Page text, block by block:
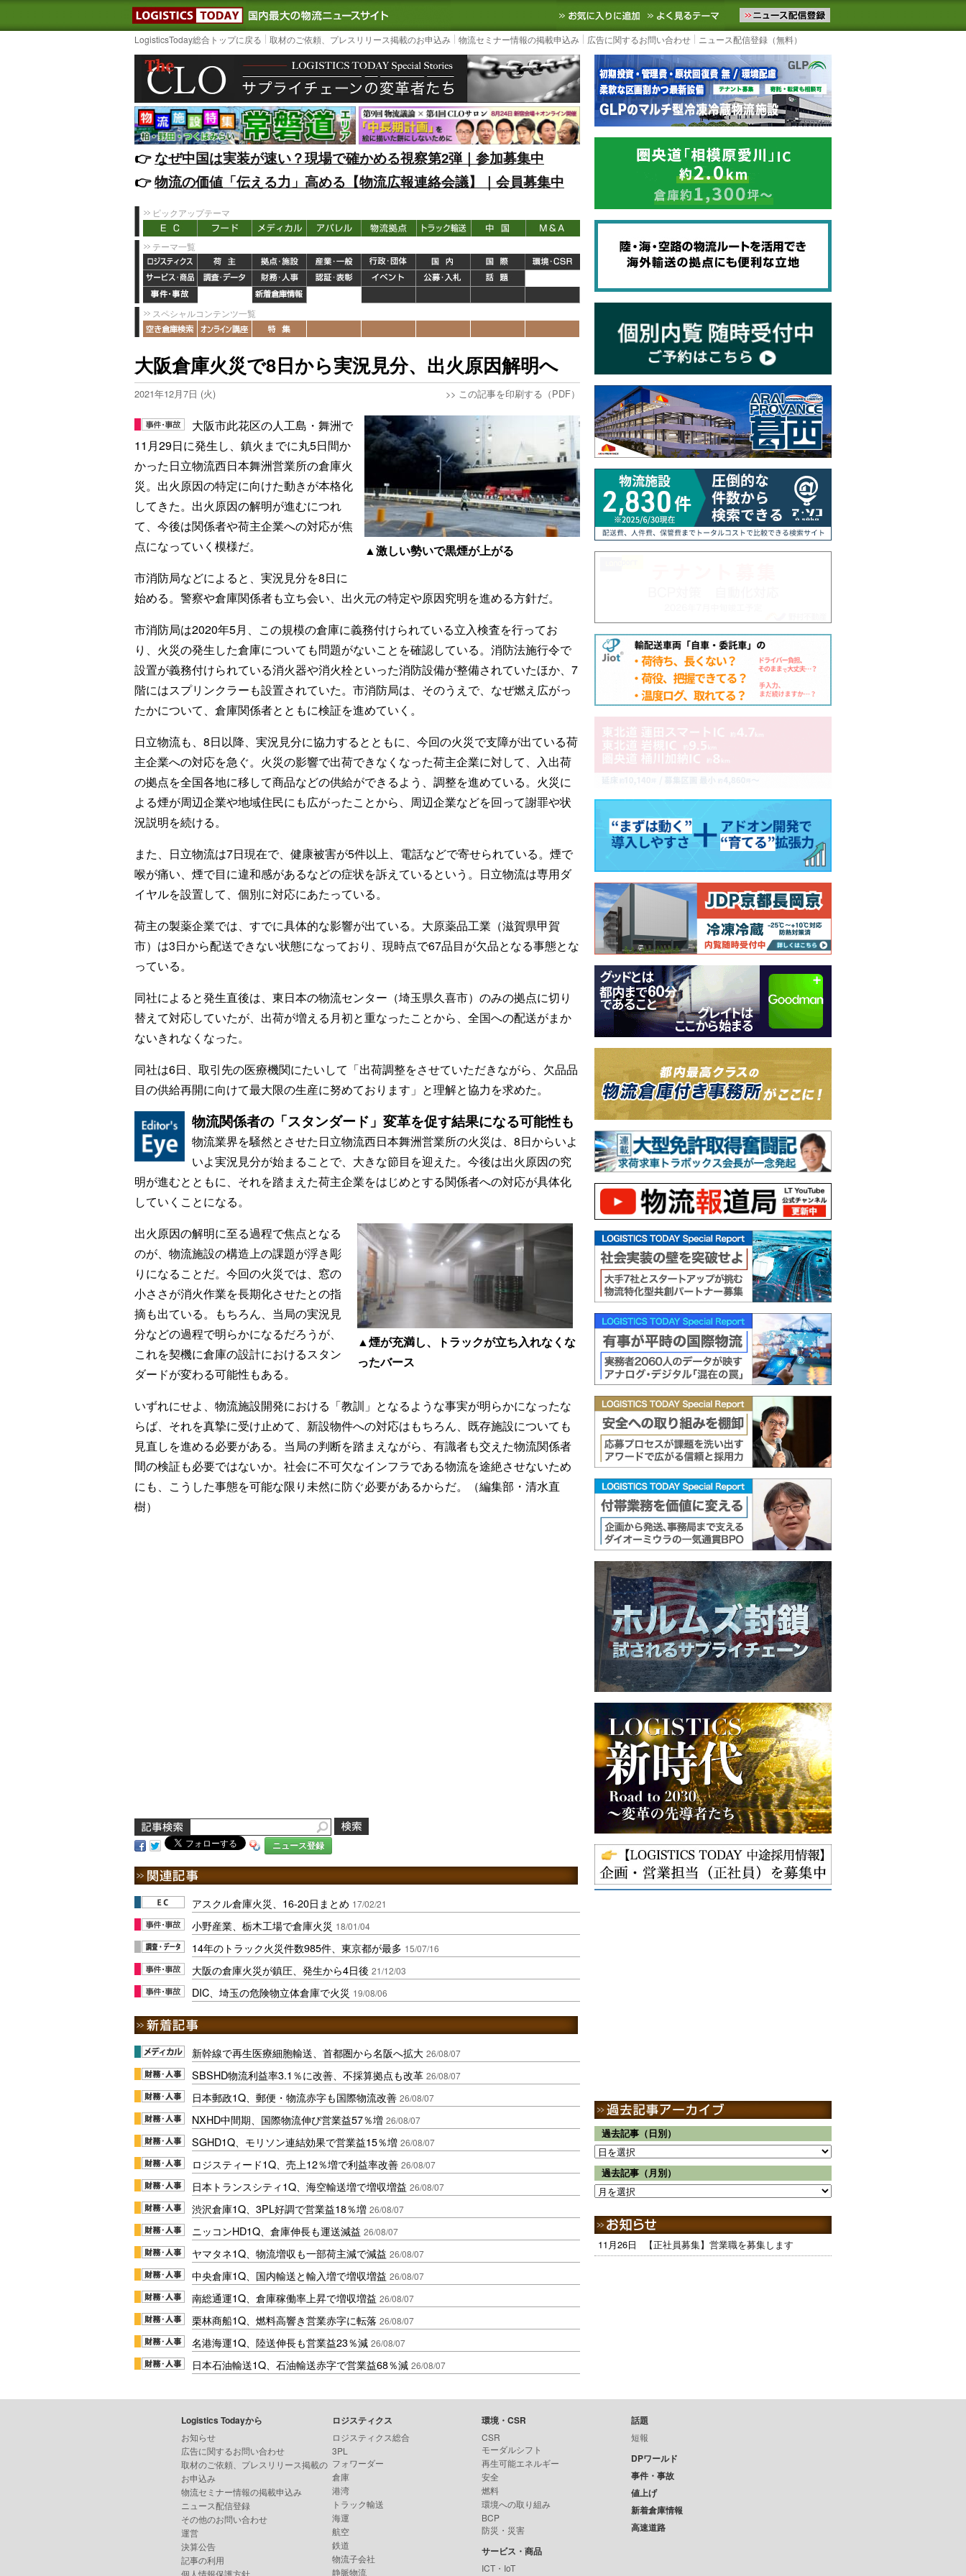
LOGISTICS TODAY｜国内最大の物流ニュースサイト3PL, SCMなど国内外の最新の物流ニュースをお届けします。物流ニュースメール配信を登録す
お気に入りに追加 よく見るテーマ
LogisticsToday総合トップに戻る 取材のご依頼、プレスリリース掲載のお申込み 物流セミナー情報の掲載申込み 広告に関するお問い合わせ ニュース配信登録（無料）
👉️なぜ中国は実装が速い？現場で確かめる視察第2弾｜参加募集中
👉️物流の価値「伝える力」高める【物流広報連絡会議】｜会員募集中
ピックアップテーマ
テーマ一覧
スペシャルコンテンツ一覧
大阪倉庫火災で8日から実況見分、出火原因解明へ
2021年12月7日 (火) >> この記事を印刷する（PDF）
▲激しい勢いで黒煙が上がる
大阪市此花区の人工島・舞洲で
11月29日に発生し、鎮火までに丸5日間か
かった日立物流西日本舞洲営業所の倉庫火
災。出火原因の特定に向けた動きが本格化
してきた。出火原因の解明が進むにつれ
て、今後は関係者や荷主企業への対応が焦
点になっていく模様だ。
市消防局などによると、実況見分を8日に
始める。警察や倉庫関係者も立ち会い、出火元の特定や原因究明を進める方針だ。
市消防局は2020年5月、この規模の倉庫に義務付けられている立入検査を行ってお
り、火災の発生した倉庫についても問題がないことを確認している。消防法施行令で
設置が義務付けられている消火器や消火栓といった消防設備が整備されていたほか、7
階にはスプリンクラーも設置されていた。市消防局は、そのうえで、なぜ燃え広がっ
たかについて、倉庫関係者とともに検証を進めていく。
日立物流も、8日以降、実況見分に協力するとともに、今回の火災で支障が出ている荷
主企業への対応を急ぐ。火災の影響で出荷できなくなった荷主企業に対して、入出荷
の拠点を全国各地に移して商品などの供給ができるよう、調整を進めている。火災に
よる煙が周辺企業や地域住民にも広がったことから、周辺企業などを回って謝罪や状
況説明を続ける。
また、日立物流は7日現在で、健康被害が5件以上、電話などで寄せられている。煙で
喉が痛い、煙で目に違和感があるなどの症状を訴えているという。日立物流は専用ダ
イヤルを設置して、個別に対応にあたっている。
荷主の製薬企業では、すでに具体的な影響が出ている。大原薬品工業（滋賀県甲賀
市）は3日から配送できない状態になっており、現時点で67品目が欠品となる事態とな
っている。
同社によると発生直後は、東日本の物流センター（埼玉県久喜市）のみの拠点に切り
替えて対応していたが、出荷が増える月初と重なったことから、全国への配送がまか
ないきれなくなった。
同社は6日、取引先の医療機関にたいして「出荷調整をさせていただきながら、欠品品
目の供給再開に向けて最大限の生産に努めております」と理解と協力を求めた。
物流関係者の「スタンダード」変革を促す結果になる可能性も
物流業界を騒然とさせた日立物流西日本舞洲営業所の火災は、8日からいよ
いよ実況見分が始まることで、大きな節目を迎えた。今後は出火原因の究
明が進むとともに、それを踏まえた荷主企業をはじめとする関係者への対応が具体化
していくことになる。
▲煙が充満し、トラックが立ち入れなくな
ったバース
出火原因の解明に至る過程で焦点となる
のが、物流施設の構造上の課題が浮き彫
りになることだ。今回の火災では、窓の
小ささが消火作業を長期化させたとの指
摘も出ている。もちろん、当局の実況見
分などの過程で明らかになるだろうが、
これを契機に倉庫の設計におけるスタン
ダードが変わる可能性もある。
いずれにせよ、物流施設開発における「教訓」となるような事実が明らかになったな
らば、それを真摯に受け止めて、新設物件への対応はもちろん、既存施設についても
見直しを進める必要がある。当局の判断を踏まえながら、有識者も交えた物流関係者
間の検証も必要ではないか。社会に不可欠なインフラである物流を途絶させないため
にも、こうした事態を可能な限り未然に防ぐ必要があるからだ。（編集部・清水直
樹）
ニュース登録
アスクル倉庫火災、16-20日まとめ 17/02/21
小野産業、栃木工場で倉庫火災 18/01/04
14年のトラック火災件数985件、東京都が最多 15/07/16
大阪の倉庫火災が鎮圧、発生から4日後 21/12/03
DIC、埼玉の危険物立体倉庫で火災 19/08/06
新幹線で再生医療細胞輸送、首都圏から名阪へ拡大 26/08/07
SBSHD物流利益率3.1％に改善、不採算拠点も改革 26/08/07
日本郵政1Q、郵便・物流赤字も国際物流改善 26/08/07
NXHD中間期、国際物流伸び営業益57％増 26/08/07
SGHD1Q、モリソン連結効果で営業益15％増 26/08/07
ロジスティード1Q、売上12％増で利益率改善 26/08/07
日本トランスシティ1Q、海空輸送増で増収増益 26/08/07
渋沢倉庫1Q、3PL好調で営業益18％増 26/08/07
ニッコンHD1Q、倉庫伸長も運送減益 26/08/07
ヤマタネ1Q、物流増収も一部荷主減で減益 26/08/07
中央倉庫1Q、国内輸送と輸入増で増収増益 26/08/07
南総通運1Q、倉庫稼働率上昇で増収増益 26/08/07
栗林商船1Q、燃料高響き営業赤字に転落 26/08/07
名港海運1Q、陸送伸長も営業益23％減 26/08/07
日本石油輸送1Q、石油輸送赤字で営業益68％減 26/08/07
過去記事（日別）
過去記事（月別）
11月26日 【正社員募集】営業職を募集します
Logistics Todayから
お知らせ
広告に関するお問い合わせ
取材のご依頼、プレスリリース掲載の
お申込み
物流セミナー情報の掲載申込み
ニュース配信登録
その他のお問い合わせ
運営
決算公告
記事の利用
個人情報保護方針
ロジスティクス
ロジスティクス総合
3PL
フォワーダー
倉庫
港湾
トラック輸送
海運
航空
鉄道
物流子会社
静脈物流
環境・CSR
CSR
モーダルシフト
再生可能エネルギー
安全
燃料
環境への取り組み
BCP
防災・災害
サービス・商品
ICT・IoT
話題
短報
DPワールド
事件・事故
値上げ
新着倉庫情報
高速道路